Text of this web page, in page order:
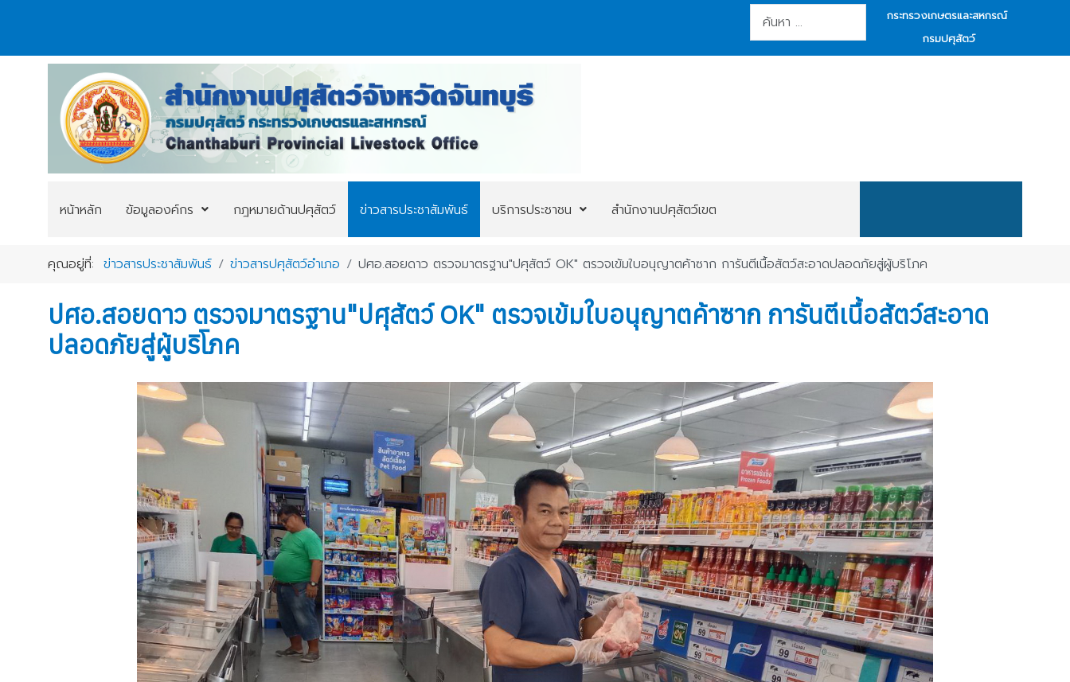
การค้นหา
กระทรวงเกษตรและสหกรณ์
กรมปศุสัตว์
หน้าหลัก ข้อมูลองค์กร กฎหมายด้านปศุสัตว์ ข่าวสารประชาสัมพันธ์ บริการประชาชน สำนักงานปศุสัตว์เขต
คุณอยู่ที่:ข่าวสารประชาสัมพันธ์ ข่าวสารปศุสัตว์อำเภอ ปศอ.สอยดาว ตรวจมาตรฐาน"ปศุสัตว์ OK" ตรวจเข้มใบอนุญาตค้าซาก การันตีเนื้อสัตว์สะอาดปลอดภัยสู่ผู้บริโภค
ปศอ.สอยดาว ตรวจมาตรฐาน"ปศุสัตว์ OK" ตรวจเข้มใบอนุญาตค้าซาก การันตีเนื้อสัตว์สะอาด
ปลอดภัยสู่ผู้บริโภค